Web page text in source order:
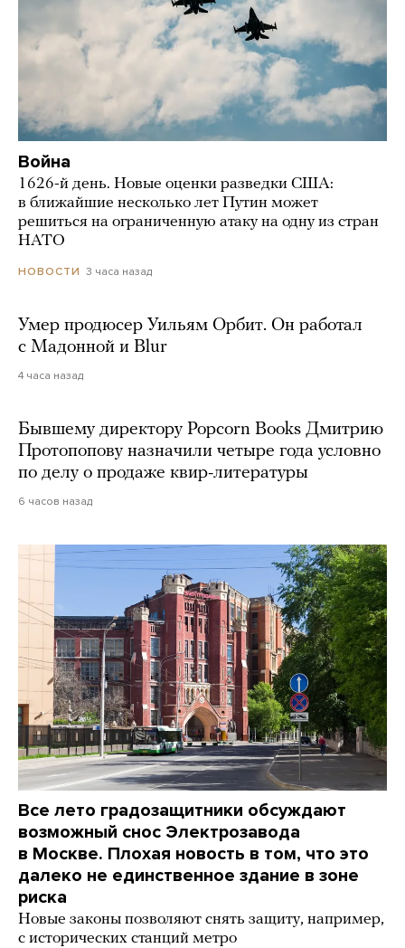
Война
1626-й день. Новые оценки разведки США:
в ближайшие несколько лет Путин может
решиться на ограниченную атаку на одну из стран
НАТО
НОВОСТИ 3 часа назад
Умер продюсер Уильям Орбит. Он работал
с Мадонной и Blur
4 часа назад
Бывшему директору Popcorn Books Дмитрию
Протопопову назначили четыре года условно
по делу о продаже квир-литературы
6 часов назад
Все лето градозащитники обсуждают
возможный снос Электрозавода
в Москве. Плохая новость в том, что это
далеко не единственное здание в зоне
риска
Новые законы позволяют снять защиту, например,
с исторических станций метро